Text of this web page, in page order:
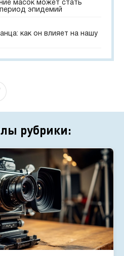
масок может стать
эпидемий
как он влияет на нашу
рубрики: